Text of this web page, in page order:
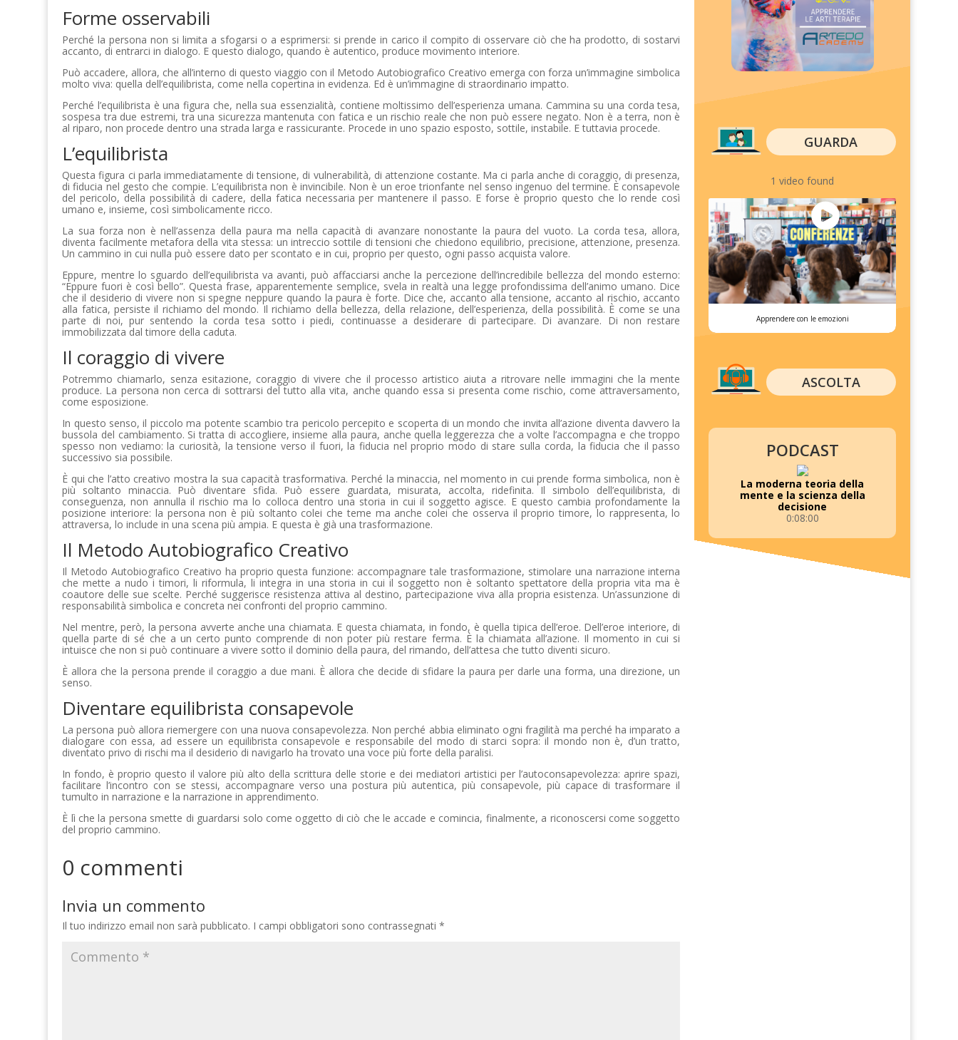
Forme osservabili
Perché la persona non si limita a sfogarsi o a esprimersi: si prende in carico il compito di osservare ciò che ha prodotto, di sostarvi
accanto, di entrarci in dialogo. E questo dialogo, quando è autentico, produce movimento interiore.
Può accadere, allora, che all’interno di questo viaggio con il Metodo Autobiografico Creativo emerga con forza un’immagine simbolica
molto viva: quella dell’equilibrista, come nella copertina in evidenza. Ed è un’immagine di straordinario impatto.
Perché l’equilibrista è una figura che, nella sua essenzialità, contiene moltissimo dell’esperienza umana. Cammina su una corda tesa,
sospesa tra due estremi, tra una sicurezza mantenuta con fatica e un rischio reale che non può essere negato. Non è a terra, non è
al riparo, non procede dentro una strada larga e rassicurante. Procede in uno spazio esposto, sottile, instabile. E tuttavia procede.
L’equilibrista
Questa figura ci parla immediatamente di tensione, di vulnerabilità, di attenzione costante. Ma ci parla anche di coraggio, di presenza,
di fiducia nel gesto che compie. L’equilibrista non è invincibile. Non è un eroe trionfante nel senso ingenuo del termine. È consapevole
del pericolo, della possibilità di cadere, della fatica necessaria per mantenere il passo. E forse è proprio questo che lo rende così
umano e, insieme, così simbolicamente ricco.
La sua forza non è nell’assenza della paura ma nella capacità di avanzare nonostante la paura del vuoto. La corda tesa, allora,
diventa facilmente metafora della vita stessa: un intreccio sottile di tensioni che chiedono equilibrio, precisione, attenzione, presenza.
Un cammino in cui nulla può essere dato per scontato e in cui, proprio per questo, ogni passo acquista valore.
Eppure, mentre lo sguardo dell’equilibrista va avanti, può affacciarsi anche la percezione dell’incredibile bellezza del mondo esterno:
“Eppure fuori è così bello”. Questa frase, apparentemente semplice, svela in realtà una legge profondissima dell’animo umano. Dice
che il desiderio di vivere non si spegne neppure quando la paura è forte. Dice che, accanto alla tensione, accanto al rischio, accanto
alla fatica, persiste il richiamo del mondo. Il richiamo della bellezza, della relazione, dell’esperienza, della possibilità. È come se una
parte di noi, pur sentendo la corda tesa sotto i piedi, continuasse a desiderare di partecipare. Di avanzare. Di non restare
immobilizzata dal timore della caduta.
Il coraggio di vivere
Potremmo chiamarlo, senza esitazione, coraggio di vivere che il processo artistico aiuta a ritrovare nelle immagini che la mente
produce. La persona non cerca di sottrarsi del tutto alla vita, anche quando essa si presenta come rischio, come attraversamento,
come esposizione.
In questo senso, il piccolo ma potente scambio tra pericolo percepito e scoperta di un mondo che invita all’azione diventa davvero la
bussola del cambiamento. Si tratta di accogliere, insieme alla paura, anche quella leggerezza che a volte l’accompagna e che troppo
spesso non vediamo: la curiosità, la tensione verso il fuori, la fiducia nel proprio modo di stare sulla corda, la fiducia che il passo
successivo sia possibile.
È qui che l’atto creativo mostra la sua capacità trasformativa. Perché la minaccia, nel momento in cui prende forma simbolica, non è
più soltanto minaccia. Può diventare sfida. Può essere guardata, misurata, accolta, ridefinita. Il simbolo dell’equilibrista, di
conseguenza, non annulla il rischio ma lo colloca dentro una storia in cui il soggetto agisce. E questo cambia profondamente la
posizione interiore: la persona non è più soltanto colei che teme ma anche colei che osserva il proprio timore, lo rappresenta, lo
attraversa, lo include in una scena più ampia. E questa è già una trasformazione.
Il Metodo Autobiografico Creativo
Il Metodo Autobiografico Creativo ha proprio questa funzione: accompagnare tale trasformazione, stimolare una narrazione interna
che mette a nudo i timori, li riformula, li integra in una storia in cui il soggetto non è soltanto spettatore della propria vita ma è
coautore delle sue scelte. Perché suggerisce resistenza attiva al destino, partecipazione viva alla propria esistenza. Un’assunzione di
responsabilità simbolica e concreta nei confronti del proprio cammino.
Nel mentre, però, la persona avverte anche una chiamata. E questa chiamata, in fondo, è quella tipica dell’eroe. Dell’eroe interiore, di
quella parte di sé che a un certo punto comprende di non poter più restare ferma. È la chiamata all’azione. Il momento in cui si
intuisce che non si può continuare a vivere sotto il dominio della paura, del rimando, dell’attesa che tutto diventi sicuro.
È allora che la persona prende il coraggio a due mani. È allora che decide di sfidare la paura per darle una forma, una direzione, un
senso.
Diventare equilibrista consapevole
La persona può allora riemergere con una nuova consapevolezza. Non perché abbia eliminato ogni fragilità ma perché ha imparato a
dialogare con essa, ad essere un equilibrista consapevole e responsabile del modo di starci sopra: il mondo non è, d’un tratto,
diventato privo di rischi ma il desiderio di navigarlo ha trovato una voce più forte della paralisi.
In fondo, è proprio questo il valore più alto della scrittura delle storie e dei mediatori artistici per l’autoconsapevolezza: aprire spazi,
facilitare l’incontro con se stessi, accompagnare verso una postura più autentica, più consapevole, più capace di trasformare il
tumulto in narrazione e la narrazione in apprendimento.
È lì che la persona smette di guardarsi solo come oggetto di ciò che le accade e comincia, finalmente, a riconoscersi come soggetto
del proprio cammino.
0 commenti
Invia un commento
Il tuo indirizzo email non sarà pubblicato. I campi obbligatori sono contrassegnati*
GUARDA
1 video found
Apprendere con le emozioni
ASCOLTA
PODCAST
La moderna teoria della
mente e la scienza della
decisione
0:08:00